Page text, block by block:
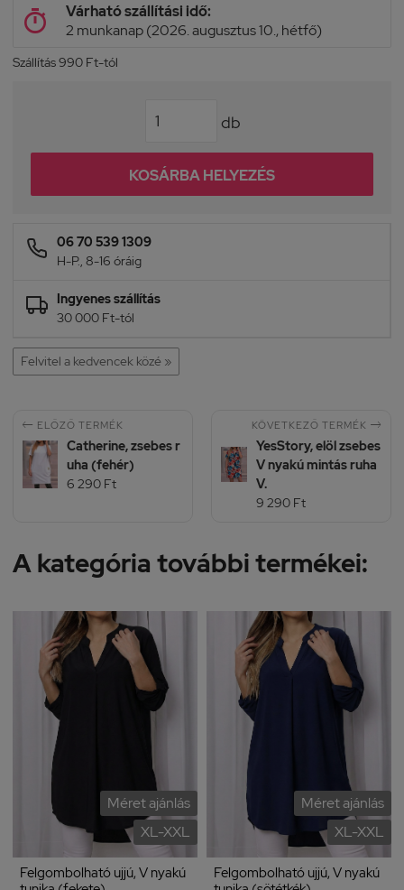

Várható szállítási idő:
2 munkanap (2026. augusztus 10., hétfő)
Szállítás 990 Ft-tól
db
KOSÁRBA HELYEZÉS
06 70 539 1309
H-P., 8-16 óráig
Ingyenes szállítás
30 000 Ft-tól
Felvitel a kedvencek közé »
 ELŐZŐ TERMÉK
Catherine, zsebes r
uha (fehér)
6 290 Ft
KÖVETKEZŐ TERMÉK 
YesStory, elöl zsebes
V nyakú mintás ruha
V.
9 290 Ft
A kategória további termékei:
Méret ajánlás
XL-XXL
Felgombolható ujjú, V nyakú
Méret ajánlás
XL-XXL
Felgombolható ujjú, V nyakú